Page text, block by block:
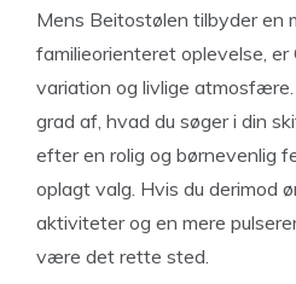
Mens Beitostølen tilbyder en
familieorienteret oplevelse,
variation og livlige
grad af, hvad du søger i din
efter en rolig og børnevenlig
oplagt valg. Hvis du derimod
aktiviteter og en mere
være det rette sted.